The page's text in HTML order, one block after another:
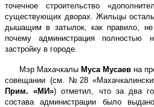
точечное строительство
существующих дворах. Жильцы
дышащим в затылок, как правило,
почему администрация полностью
застройку в городе.
Мэр Махачкалы Муса Мусаев на
совещании (см. №28
Прим. «МИ») отметил, что за два
состава администрации было